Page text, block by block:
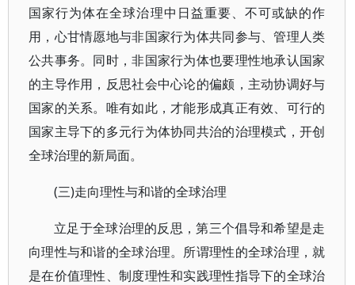
国家行为体在全球治理中日益重要、不可或缺的作
用，心甘情愿地与非国家行为体共同参与、管理人类
公共事务。同时，非国家行为体也要理性地承认国家
的主导作用，反思社会中心论的偏颇，主动协调好与
国家的关系。唯有如此，才能形成真正有效、可行的
国家主导下的多元行为体协同共治的治理模式，开创
全球治理的新局面。
(三)走向理性与和谐的全球治理
立足于全球治理的反思，第三个倡导和希望是走
向理性与和谐的全球治理。所谓理性的全球治理，就
是在价值理性、制度理性和实践理性指导下的全球治